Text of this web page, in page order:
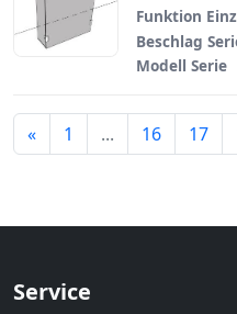
Funktion
Beschlag
Modell Serie
«Zurück
1 ... 16 17
Service